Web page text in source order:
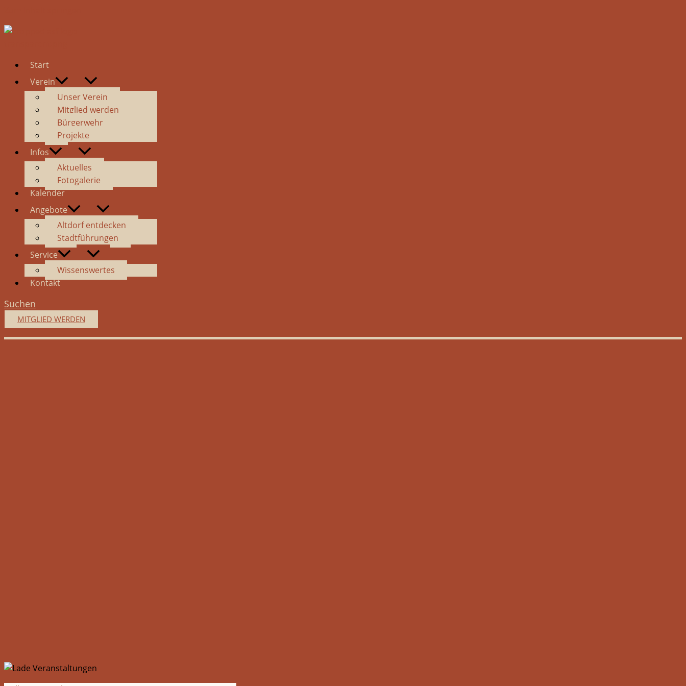
Start
Verein
Unser Verein
Mitglied werden
Bürgerwehr
Projekte
Infos
Aktuelles
Fotogalerie
Kalender
Angebote
Altdorf entdecken
Stadtführungen
Service
Wissenswertes
Kontakt
Suchen
MITGLIED WERDEN